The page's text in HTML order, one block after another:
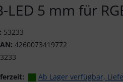
LED 5 mm für
53233
4260073419772
Ab Lager verfügbar,